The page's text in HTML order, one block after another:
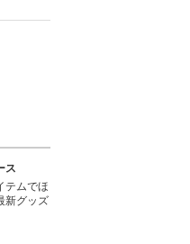
ス
テムでほ
新グッズ